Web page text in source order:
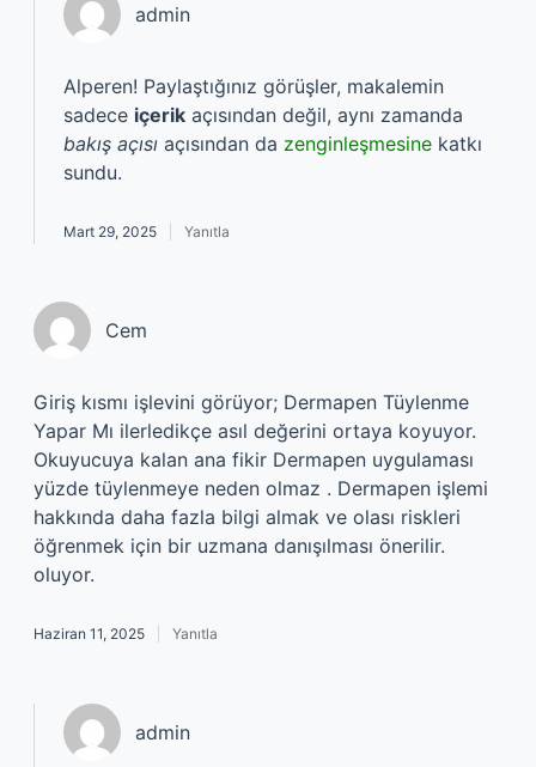
admin
Alperen! Paylaştığınız görüşler, makalemin
sadece içerik açısından değil, aynı zamanda
bakış açısı açısından da zenginleşmesine katkı
sundu.
Mart 29, 2025 Yanıtla
Cem
Giriş kısmı işlevini görüyor; Dermapen Tüylenme
Yapar Mı ilerledikçe asıl değerini ortaya koyuyor.
Okuyucuya kalan ana fikir Dermapen uygulaması
yüzde tüylenmeye neden olmaz . Dermapen işlemi
hakkında daha fazla bilgi almak ve olası riskleri
öğrenmek için bir uzmana danışılması önerilir.
oluyor.
Haziran 11, 2025 Yanıtla
admin